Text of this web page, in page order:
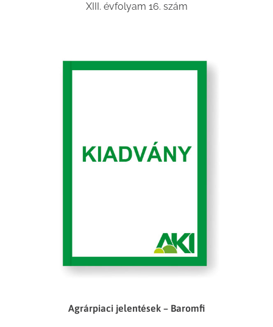
XIII. évfolyam 16. szám
Agrárpiaci jelentések – Baromfi